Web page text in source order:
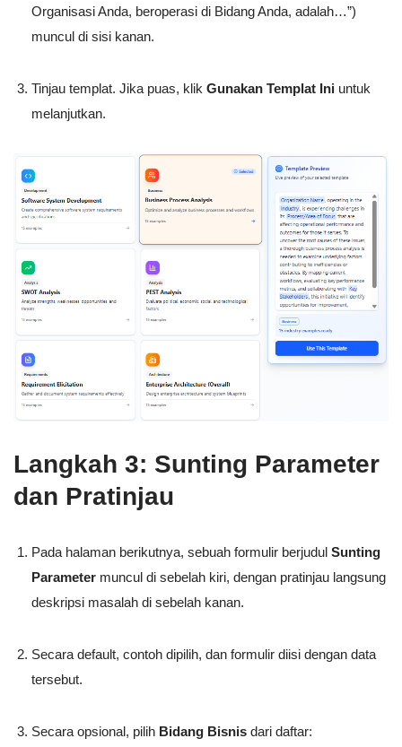
Organisasi Anda, beroperasi di Bidang Anda, adalah…”)
muncul di sisi kanan.
Tinjau templat. Jika puas, klik Gunakan Templat Ini untuk
melanjutkan.
Langkah 3: Sunting Parameter
dan Pratinjau
Pada halaman berikutnya, sebuah formulir berjudul Sunting
Parameter muncul di sebelah kiri, dengan pratinjau langsung
deskripsi masalah di sebelah kanan.
Secara default, contoh dipilih, dan formulir diisi dengan data
tersebut.
Secara opsional, pilih Bidang Bisnis dari daftar: